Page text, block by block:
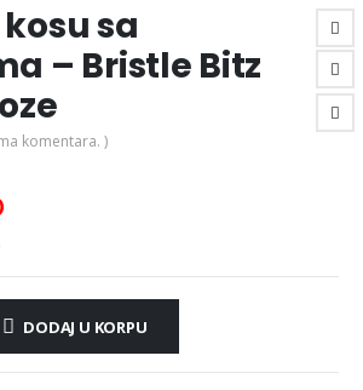
sa
– Bristle Bitz
komentara. )
DODAJ U KORPU